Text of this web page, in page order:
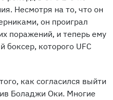
Несмотря на то, что он
он проиграл
поражений, и теперь ему
боксер, которого UFC
как согласился выйти
Боладжи Оки. Многие